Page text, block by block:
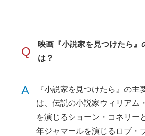
Q
映画『小説家を見つけたら』
は？
A
『小説家を見つけたら』の主
は、伝説の小説家ウィリアム
を演じるショーン・コネリー
年ジャマールを演じるロブ・